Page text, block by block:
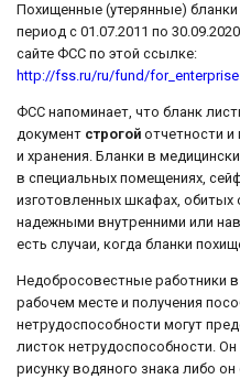
Похищенные (утерянные)
период с 01.07.2011 по
сайте ФСС по этой ссылке:
http://fss.ru/ru/fund/
ФСС напоминает, что бланк
документ строгой отчетности
и хранения. Бланки в
в специальных помещениях,
изготовленных шкафах,
надежными внутренними или
есть случаи, когда бланки
Недобросовестные работники в
рабочем месте и получения
нетрудоспособности могут
листок нетрудоспособности. Он
рисунку водяного знака либо он